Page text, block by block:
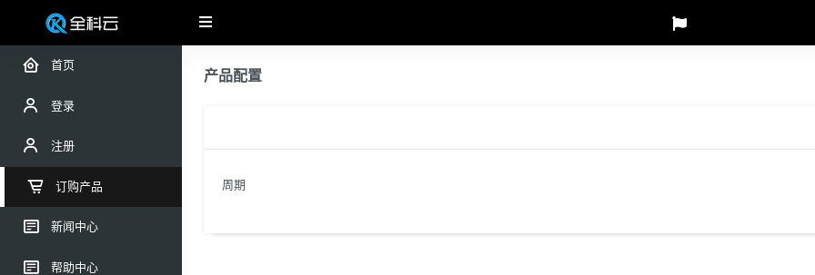
首页
登录
注册
订购产品
新闻中心
帮助中心
产品配置
周期